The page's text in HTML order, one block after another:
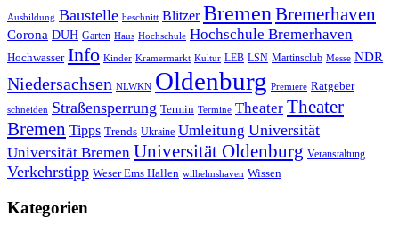
Ausbildung Baustelle beschnitt Blitzer Bremen Bremerhaven
Corona DUH Garten Haus Hochschule Hochschule Bremerhaven
Hochwasser Info Kinder Kramermarkt Kultur LEB LSN Martinsclub Messe NDR
Niedersachsen NLWKN Oldenburg Premiere Ratgeber
schneiden Straßensperrung Termin Termine Theater Theater
Bremen Tipps Trends Ukraine Umleitung Universität
Universität Bremen Universität Oldenburg Veranstaltung
Verkehrstipp Weser Ems Hallen wilhelmshaven Wissen
Kategorien